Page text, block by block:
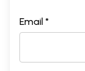
Email *